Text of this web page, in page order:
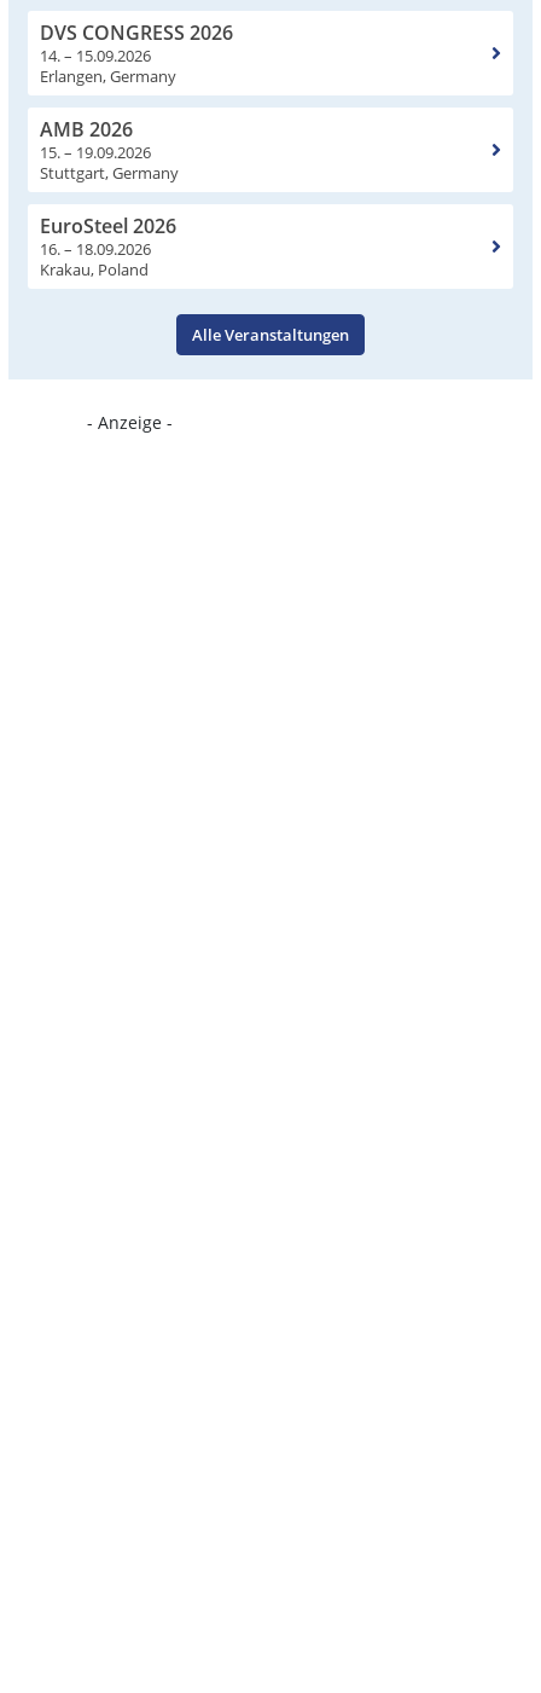
DVS CONGRESS 2026
14. – 15.09.2026
Erlangen, Germany
AMB 2026
15. – 19.09.2026
Stuttgart, Germany
EuroSteel 2026
16. – 18.09.2026
Krakau, Poland
Alle Veranstaltungen
- Anzeige -